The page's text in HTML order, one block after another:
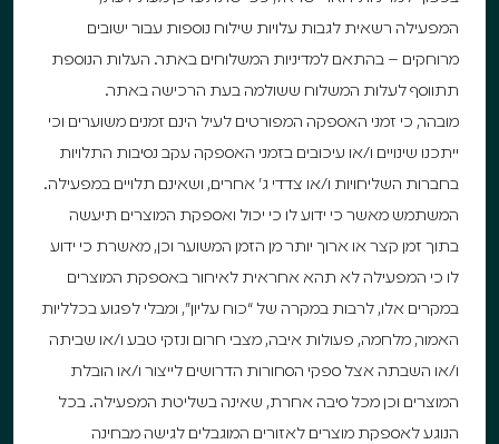
המפעילה רשאית לגבות עלויות שילוח נוספות עבור ישובים
מרוחקים – בהתאם למדיניות המשלוחים באתר. העלות הנוספת
תתווסף לעלות המשלוח ששולמה בעת הרכישה באתר.
מובהר, כי זמני האספקה המפורטים לעיל הינם זמנים משוערים וכי
ייתכנו שינויים ו/או עיכובים בזמני האספקה עקב נסיבות התלויות
בחברות השליחויות ו/או צדדי ג’ אחרים, ושאינם תלויים במפעילה.
המשתמש מאשר כי ידוע לו כי יכול ואספקת המוצרים תיעשה
בתוך זמן קצר או ארוך יותר מן הזמן המשוער וכן, מאשרת כי ידוע
לו כי המפעילה לא תהא אחראית לאיחור באספקת המוצרים
במקרים אלו, לרבות במקרה של “כוח עליון”, ומבלי לפגוע בכלליות
האמור, מלחמה, פעולות איבה, מצבי חרום ונזקי טבע ו/או שביתה
ו/או השבתה אצל ספקי הסחורות הדרושים לייצור ו/או הובלת
המוצרים וכן מכל סיבה אחרת, שאינה בשליטת המפעילה. בכל
הנוגע לאספקת מוצרים לאזורים המוגבלים לגישה מבחינה